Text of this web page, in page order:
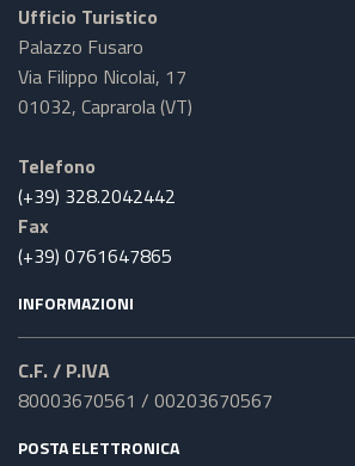
Ufficio Turistico
Palazzo Fusaro
Via Filippo Nicolai, 17
01032, Caprarola (VT)
Telefono
(+39) 328.2042442
Fax
(+39) 0761647865
INFORMAZIONI
C.F. / P.IVA
80003670561 / 00203670567
POSTA ELETTRONICA